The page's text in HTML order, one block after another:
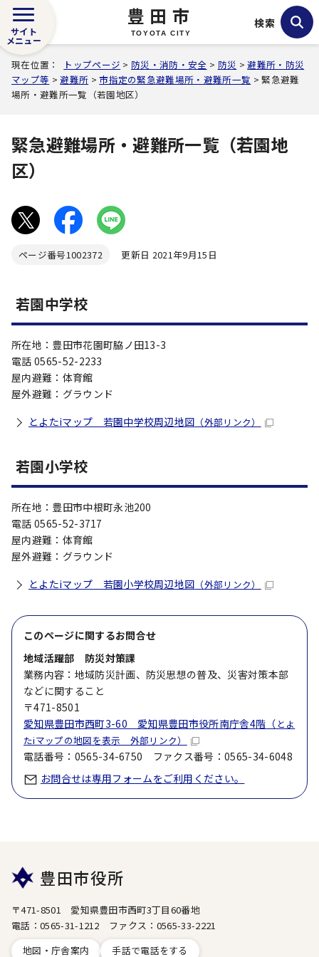
豊田市
TOYOTA CITY
サイト
メニュー
検索
現在位置： トップページ > 防災・消防・安全 > 防災 >避難所・防災
マップ等 >避難所 >市指定の緊急避難場所・避難所一覧 > 緊急避難
場所・避難所一覧（若園地区）
緊急避難場所・避難所一覧（若園地
区）
ページ番号1002372 更新日 2021年9月15日
若園中学校
所在地：豊田市花園町脇ノ田13-3
電話 0565-52-2233
屋内避難：体育館
屋外避難：グラウンド
とよたiマップ 若園中学校周辺地図 （外部リンク）
若園小学校
所在地：豊田市中根町永池200
電話 0565-52-3717
屋内避難：体育館
屋外避難：グラウンド
とよたiマップ 若園小学校周辺地図 （外部リンク）
このページに関するお問合せ
地域活躍部 防災対策課
業務内容：地域防災計画、防災思想の普及、災害対策本部
などに関すること
〒471-8501
愛知県豊田市西町3-60 愛知県豊田市役所南庁舎4階（ とよ
たiマップの地図を表示 外部リンク）
電話番号：0565-34-6750 ファクス番号：0565-34-6048
お問合せは専用フォームをご利用ください。
豊田市役所
〒471-8501 愛知県豊田市西町3丁目60番地
電話：0565-31-1212 ファクス：0565-33-2221
地図・庁舎案内
手話で電話をする